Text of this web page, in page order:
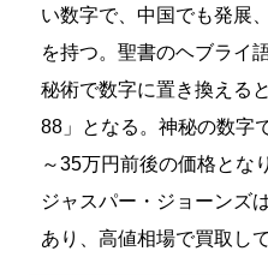
い数字で、中国でも発展
を持つ。聖書のヘブライ
秘術で数字に置き換える
88」となる。神秘の数字
～35万円前後の価格とな
ジャスパー・ジョーンズ
あり、高値相場で買取し